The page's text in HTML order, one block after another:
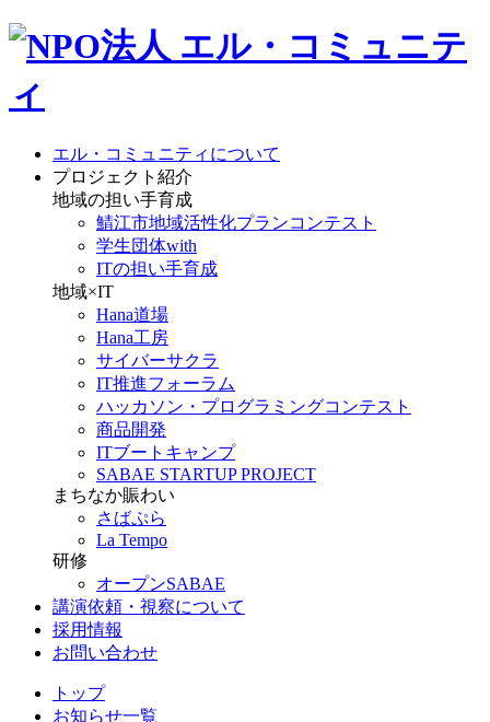
エル・コミュニティについて
プロジェクト紹介
地域の担い手育成
鯖江市地域活性化プランコンテスト
学生団体with
ITの担い手育成
地域×IT
Hana道場
Hana工房
サイバーサクラ
IT推進フォーラム
ハッカソン・プログラミングコンテスト
商品開発
ITブートキャンプ
SABAE STARTUP PROJECT
まちなか賑わい
さばぷら
La Tempo
研修
オープンSABAE
講演依頼・視察について
採用情報
お問い合わせ
トップ
お知らせ一覧